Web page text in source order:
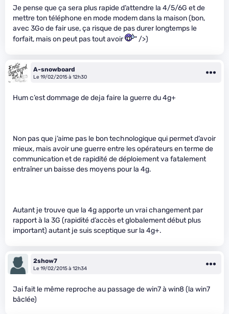
Je pense que ça sera plus rapide d’attendre la 4/5/6G et de
mettre ton téléphone en mode modem dans la maison (bon,
avec 3Go de fair use, ça risque de pas durer longtemps le
forfait, mais on peut pas tout avoir
" />)
A-snowboard
Le 19/02/2015 à 12h30
Hum c’est dommage de deja faire la guerre du 4g+
Non pas que j’aime pas le bon technologique qui permet d’avoir
mieux, mais avoir une guerre entre les opérateurs en terme de
communication et de rapidité de déploiement va fatalement
entraîner un baisse des moyens pour la 4g.
Autant je trouve que la 4g apporte un vrai changement par
rapport à la 3G (rapidité d’accès et globalement début plus
important) autant je suis sceptique sur la 4g+.
2show7
Le 19/02/2015 à 12h34
Jai fait le même reproche au passage de win7 à win8 (la win7
bâclée)